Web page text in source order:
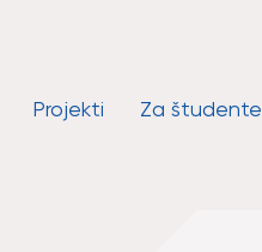
Projekti Za študente